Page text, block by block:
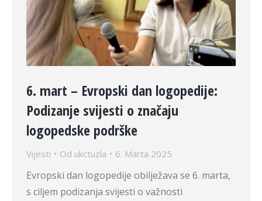
6. mart – Evropski dan logopedije:
Podizanje svijesti o značaju
logopedske podrške
Vijesti Od ukctuzla 6. Marta 2025.
Evropski dan logopedije obilježava se 6. marta,
s ciljem podizanja svijesti o važnosti